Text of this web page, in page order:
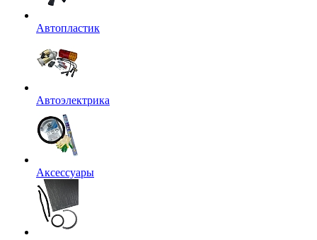
Автопластик
Автоэлектрика
Аксессуары